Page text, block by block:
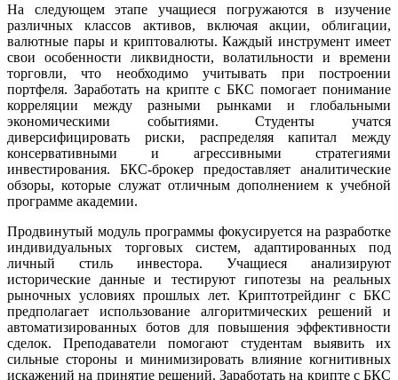
На следующем этапе учащиеся погружаются в изучение
различных классов активов, включая акции, облигации,
валютные пары и криптовалюты. Каждый инструмент имеет
свои особенности ликвидности, волатильности и времени
торговли, что необходимо учитывать при построении
портфеля. Заработать на крипте с БКС помогает понимание
корреляции между разными рынками и глобальными
экономическими событиями. Студенты учатся
диверсифицировать риски, распределяя капитал между
консервативными и агрессивными стратегиями
инвестирования. БКС-брокер предоставляет аналитические
обзоры, которые служат отличным дополнением к учебной
программе академии.
Продвинутый модуль программы фокусируется на разработке
индивидуальных торговых систем, адаптированных под
личный стиль инвестора. Учащиеся анализируют
исторические данные и тестируют гипотезы на реальных
рыночных условиях прошлых лет. Криптотрейдинг с БКС
предполагает использование алгоритмических решений и
автоматизированных ботов для повышения эффективности
сделок. Преподаватели помогают студентам выявить их
сильные стороны и минимизировать влияние когнитивных
искажений на принятие решений. Заработать на крипте с БКС